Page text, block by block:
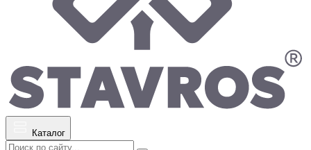
Каталог